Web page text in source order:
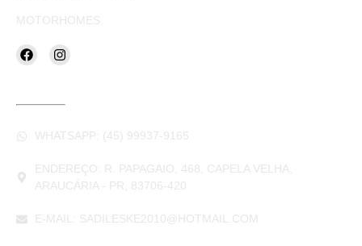
MOTORHOMES.
WHATSAPP: (45) 99937-9165
ENDEREÇO: R. PAPAGAIO, 468, CAPELA VELHA,
ARAUCÁRIA - PR, 83706-420
E-MAIL: SADILESKE2010@HOTMAIL.COM